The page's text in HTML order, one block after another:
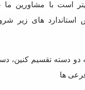
است با مشاورین
های زیر
دو دسته تقسیم کنین،
ها